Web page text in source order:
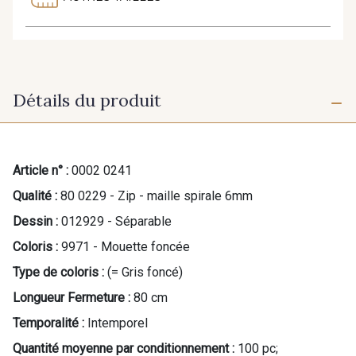
Détails du produit
Article n° : 0002 0241
Qualité : 80 0229 - Zip - maille spirale 6mm
Dessin : 012929 - Séparable
Coloris : 9971 - Mouette foncée
Type de coloris : (= Gris foncé)
Longueur Fermeture : 80 cm
Temporalité : Intemporel
Quantité moyenne par conditionnement : 100 pc;